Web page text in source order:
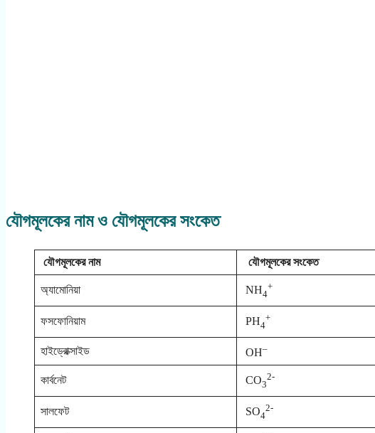
যৌগমূলকের নাম ও যৌগমূলকের সংকেত
যৌগমূলকের নাম যৌগমূলকের সংকেত
অ্যামোনিয়া NH4
+
ফসফোনিয়াম PH4
+
হাইড্রোক্সাইড OH–
কার্বনেট CO3
2-
সালফেট SO4
2-